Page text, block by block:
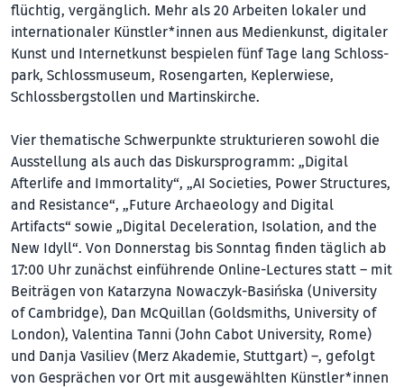
flüch­tig, vergänglich. Mehr als 20 Arbeiten lokaler und
internationaler Künst­ler*innen aus Medienkunst, digitaler
Kunst und Internetkunst bespielen fünf Tage lang Schloss­
park, Schlossmuseum, Rosengarten, Kepler­wiese,
Schlossbergstollen und Martinskirche.
Vier thematische Schwerpunkte strukturieren sowohl die
Ausstellung als auch das Diskursprogramm: „Digital
Afterlife and Im­mortality“, „AI Societies, Power Struc­tures,
and Resistance“, „Future Archaeology and Digital
Artifacts“ sowie „Digital Deceleration, Isolation, and the
New Idyll“. Von Donnerstag bis Sonntag finden täglich ab
17:00 Uhr zunächst einführende Online-Lectures statt – mit
Beiträgen von Katarzyna Nowaczyk-Basińska (University
of Cambridge), Dan McQuillan (Goldsmiths, University of
London), Valentina Tanni (John Cabot University, Rome)
und Danja Vasiliev (Merz Akademie, Stuttgart) –, gefolgt
von Gesprächen vor Ort mit ausgewählten Künstler*innen